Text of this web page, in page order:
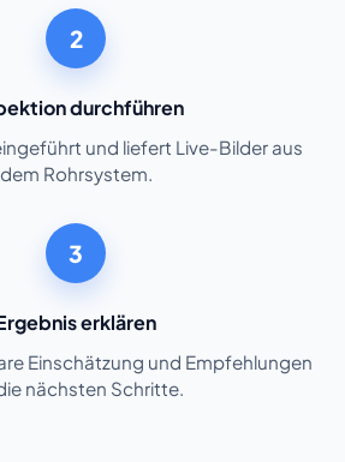
2
durchführen
und liefert Live-Bilder aus
dem Rohrsystem.
3
erklären
Einschätzung und Empfehlungen
nächsten Schritte.